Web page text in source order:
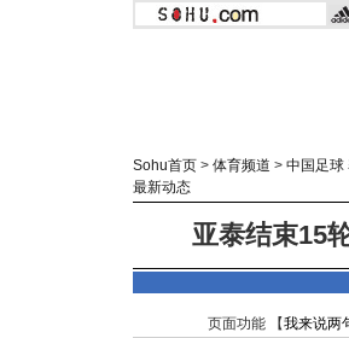
Sohu首页 > 体育频道 > 中国足球
最新动态
亚泰结束15
页面功能 【我来说两